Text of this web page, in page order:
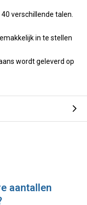
verschillende talen.
in te stellen
wordt geleverd op
aantallen